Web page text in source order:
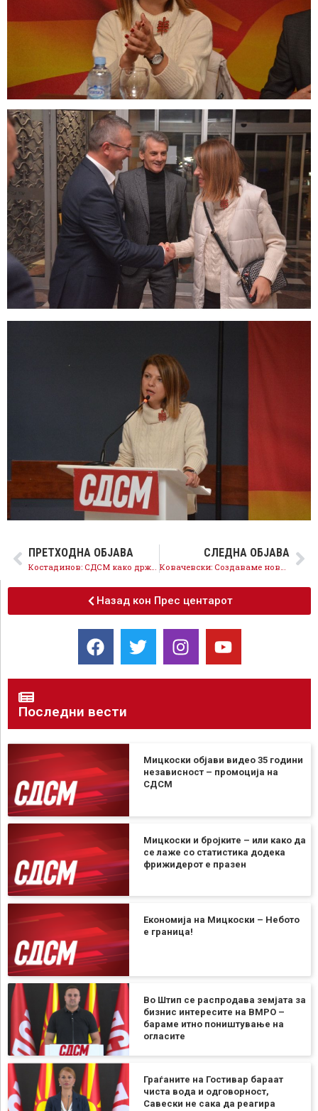
ПРЕТХОДНА ОБЈАВА
Костадинов: СДСМ како државотворна партија, се грижи за сите граѓани и за европската иднина
СЛЕДНА ОБЈАВА
Ковачевски: Создаваме нова економска визија за европска Македонија
Назад кон Прес центарот
Последни вести
Мицкоски објави видео 35 години
независност – промоција на
СДСМ
Мицкоски и бројките – или како да
се лаже со статистика додека
фрижидерот е празен
Економија на Мицкоски – Небото
е граница!
Во Штип се распродава земјата за
бизнис интересите на ВМРО –
бараме итно поништување на
огласите
Граѓаните на Гостивар бараат
чиста вода и одговорност,
Савески не сака да реагира